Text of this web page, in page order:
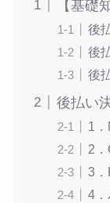
【基礎
後
後
後
後払い
1
2
3
4．